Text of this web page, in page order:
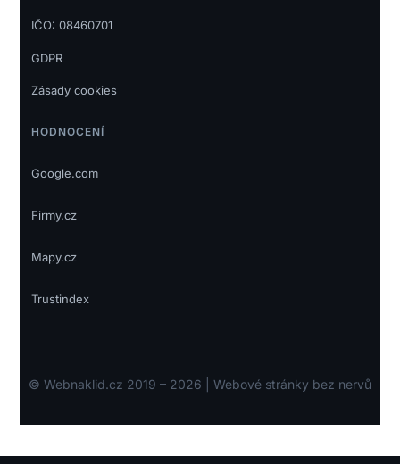
IČO: 08460701
GDPR
Zásady cookies
HODNOCENÍ
Google.com
Firmy.cz
Mapy.cz
Trustindex
© Webnaklid.cz 2019 – 2026 | Webové stránky bez nervů